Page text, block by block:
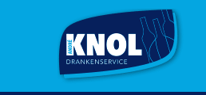
dranken en mixen